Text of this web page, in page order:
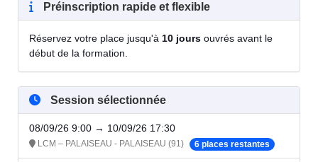
Préinscription rapide et flexible
Réservez votre place jusqu'à 10 jours ouvrés avant le
début de la formation.
Session sélectionnée
08/09/26 9:00 → 10/09/26 17:30
LCM – PALAISEAU - PALAISEAU (91) 6 places restantes